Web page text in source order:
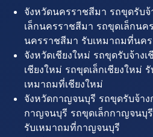
จังหวัดนครราชสีมา รถขุดรับ
เล็กนครราชสีมา รถขุดเล็กนค
นครราชสีมา รับเหมาถมที่นค
จังหวัดเชียงใหม่ รถขุดรับจ้าง
เชียงใหม่ รถขุดเล็กเชียงใหม่
เหมาถมที่เชียงใหม่
จังหวัดกาญจนบุรี รถขุดรับจ้า
กาญจนบุรี รถขุดเล็กกาญจนบุ
รับเหมาถมที่กาญจนบุรี